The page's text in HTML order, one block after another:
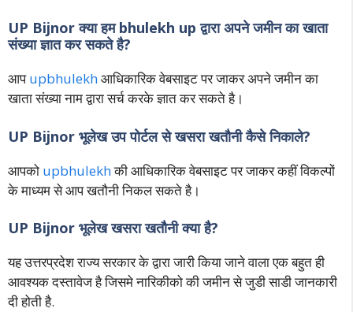
UP Bijnor क्या हम bhulekh up द्वारा अपने जमीन का खाता
संख्या ज्ञात कर सकते है?
आपupbhulekhआधिकारिक वेबसाइट पर जाकर अपने जमीन का
खाता संख्या नाम द्वारा सर्च करके ज्ञात कर सकते है।
UP Bijnor भूलेख उप पोर्टल से खसरा खतौनी कैसे निकाले?
आपको upbhulekhकी आधिकारिक वेबसाइट पर जाकर कहीं विकल्पों
के माध्यम से आप खतौनी निकल सकते है।
UP Bijnor भूलेख खसरा खतौनी क्या है?
यह उत्तरप्रदेश राज्य सरकार के द्वारा जारी किया जाने वाला एक बहुत ही
आवश्यक दस्तावेज है जिसमे नारिकीको की जमीन से जुडी साडी जानकारी
दी होती है.